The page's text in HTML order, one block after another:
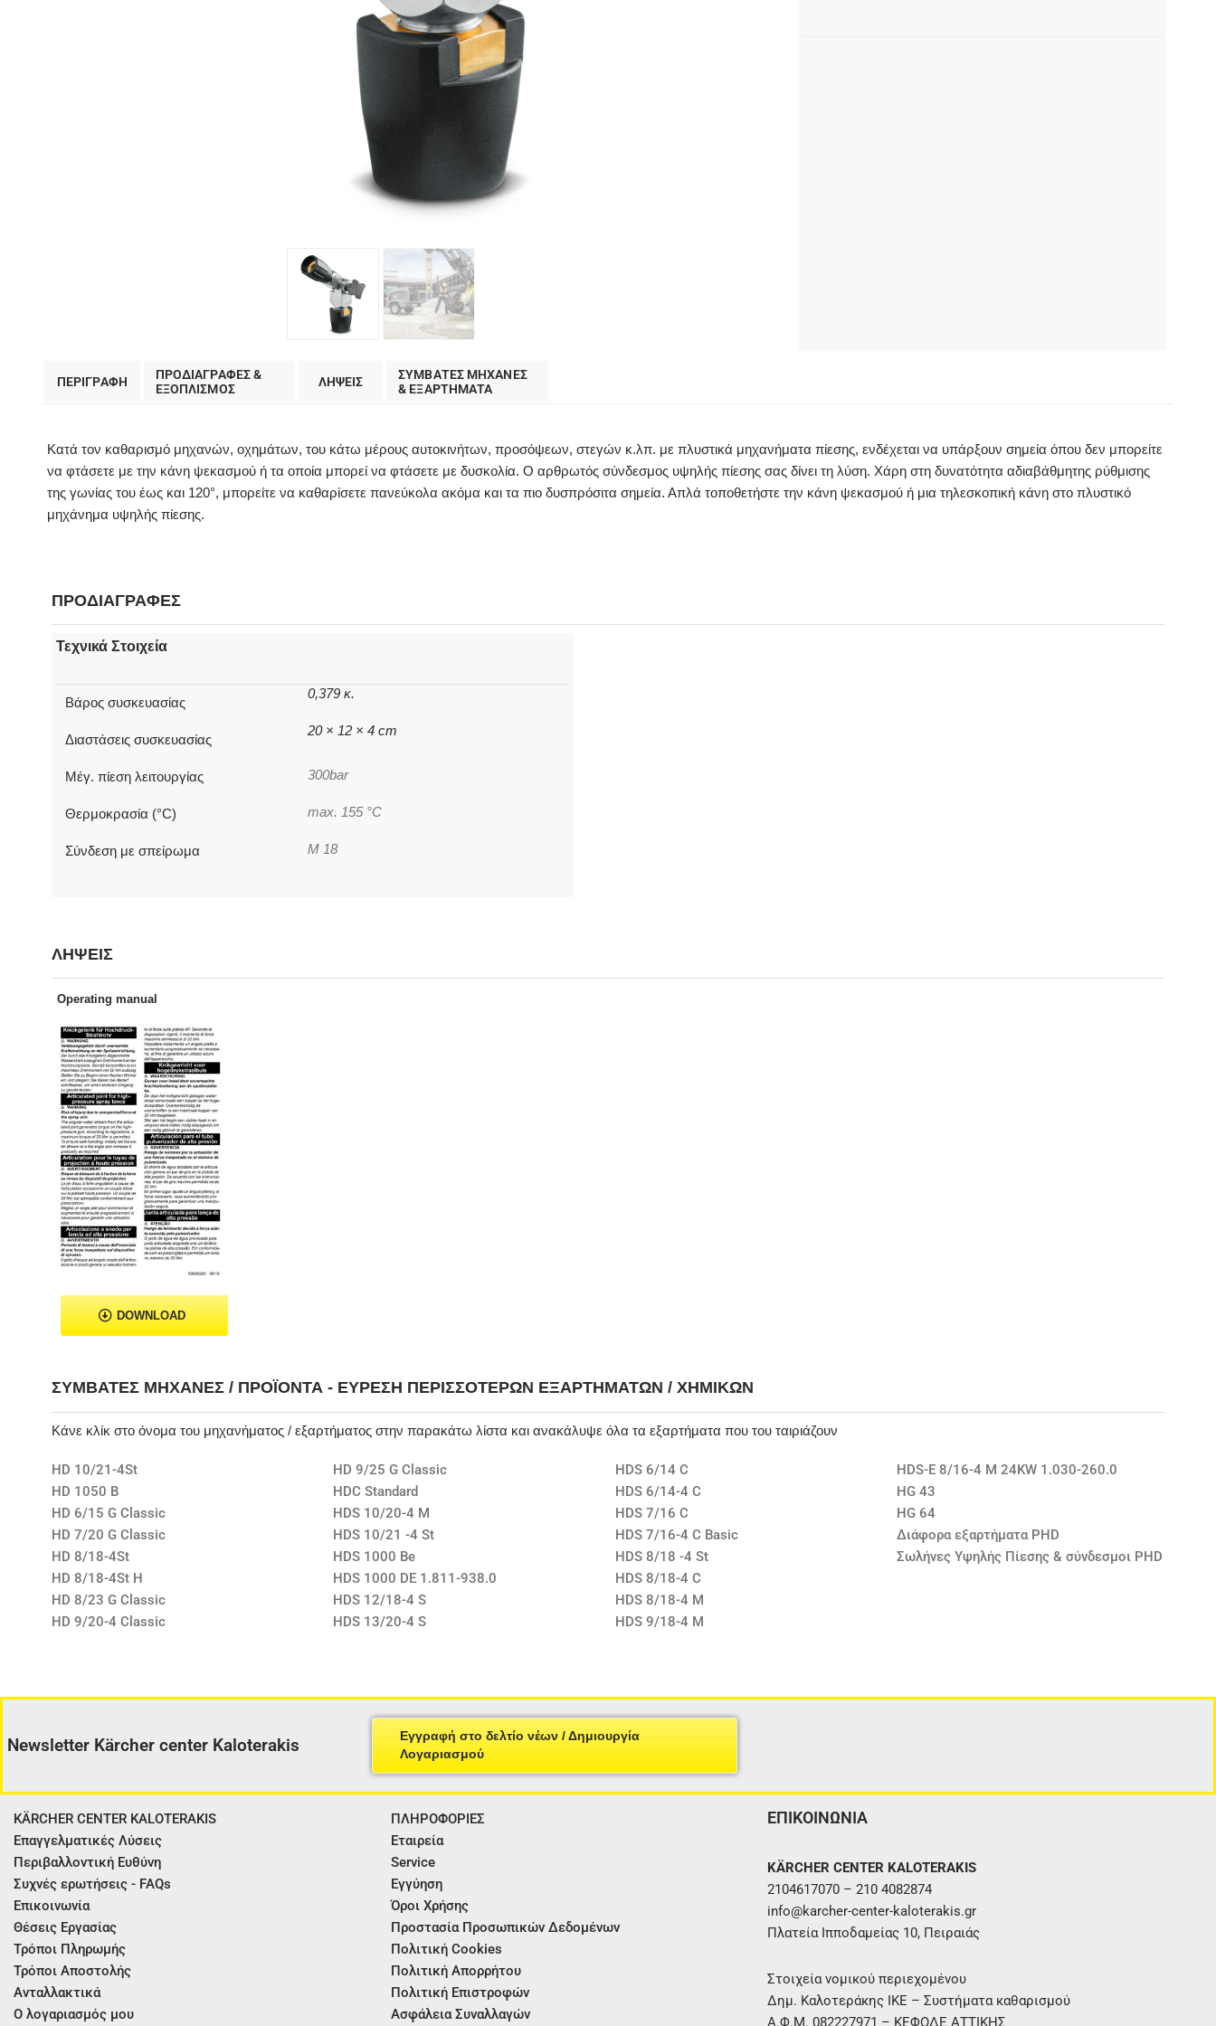
ΠΕΡΙΓΡΑΦΗ
ΠΡΟΔΙΑΓΡΑΦΕΣ &
EΞΟΠΛΙΣΜΟΣ
ΛΗΨΕΙΣ
ΣΥΜΒΑΤΕΣ ΜΗΧΑΝΕΣ
& ΕΞΑΡΤΗΜΑΤΑ
Κατά τον καθαρισμό μηχανών, οχημάτων, του κάτω μέρους αυτοκινήτων, προσόψεων, στεγών κ.λπ. με πλυστικά μηχανήματα πίεσης, ενδέχεται να υπάρξουν σημεία όπου δεν μπορείτε
να φτάσετε με την κάνη ψεκασμού ή τα οποία μπορεί να φτάσετε με δυσκολία. Ο αρθρωτός σύνδεσμος υψηλής πίεσης σας δίνει τη λύση. Χάρη στη δυνατότητα αδιαβάθμητης ρύθμισης
της γωνίας του έως και 120°, μπορείτε να καθαρίσετε πανεύκολα ακόμα και τα πιο δυσπρόσιτα σημεία. Απλά τοποθετήστε την κάνη ψεκασμού ή μια τηλεσκοπική κάνη στο πλυστικό
μηχάνημα υψηλής πίεσης.
ΠΡΟΔΙΑΓΡΑΦΕΣ
Τεχνικά Στοιχεία
Βάρος συσκευασίας
0,379 κ.
Διαστάσεις συσκευασίας
20 × 12 × 4 cm
Μέγ. πίεση λειτουργίας 300bar
Θερμοκρασία (°C) max. 155 °C
Σύνδεση με σπείρωμα M 18
ΛΗΨΕΙΣ
Operating manual
DOWNLOAD
ΣΥΜΒΑΤΈΣ ΜΗΧΑΝΈΣ / ΠΡΟΪΌΝΤΑ - ΕΎΡΕΣΗ ΠΕΡΙΣΣΌΤΕΡΩΝ ΕΞΑΡΤΗΜΆΤΩΝ / ΧΗΜΙΚΏΝ
Κάνε κλίκ στο όνομα του μηχανήματος / εξαρτήματος στην παρακάτω λίστα και ανακάλυψε όλα τα εξαρτήματα που του ταιριάζουν
HD 10/21-4St
HD 1050 B
HD 6/15 G Classic
HD 7/20 G Classic
HD 8/18-4St
HD 8/18-4St H
HD 8/23 G Classic
HD 9/20-4 Classic
HD 9/25 G Classic
HDC Standard
HDS 10/20-4 M
HDS 10/21 -4 St
HDS 1000 Be
HDS 1000 DE 1.811-938.0
HDS 12/18-4 S
HDS 13/20-4 S
HDS 6/14 C
HDS 6/14-4 C
HDS 7/16 C
HDS 7/16-4 C Basic
HDS 8/18 -4 St
HDS 8/18-4 C
HDS 8/18-4 M
HDS 9/18-4 M
HDS-E 8/16-4 M 24KW 1.030-260.0
HG 43
HG 64
Διάφορα εξαρτήματα PHD
Σωλήνες Υψηλής Πίεσης & σύνδεσμοι PHD
Newsletter Kärcher center Kaloterakis
Εγγραφή στο δελτίο νέων / Δημιουργία
Λογαριασμού
KÄRCHER CENTER KALOTERAKIS
Επαγγελματικές Λύσεις
Περιβαλλοντική Ευθύνη
Συχνές ερωτήσεις - FAQs
Επικοινωνία
Θέσεις Εργασίας
Τρόποι Πληρωμής
Τρόποι Αποστολής
Ανταλλακτικά
Ο λογαριασμός μου
ΠΛΗΡΟΦΟΡΙΕΣ
Εταιρεία
Service
Εγγύηση
Όροι Χρήσης
Προστασία Προσωπικών Δεδομένων
Πολιτική Cookies
Πολιτική Απορρήτου
Πολιτική Επιστροφών
Ασφάλεια Συναλλαγών
ΕΠΙΚΟΙΝΩΝΙΑ
KÄRCHER CENTER KALOTERAKIS
2104617070 – 210 4082874
info@karcher-center-kaloterakis.gr
Πλατεία Ιπποδαμείας 10, Πειραιάς
Στοιχεία νομικού περιεχομένου
Δημ. Καλοτεράκης ΙΚΕ – Συστήματα καθαρισμού
Α.Φ.Μ. 082227971 – ΚΕΦΟΔΕ ΑΤΤΙΚΗΣ